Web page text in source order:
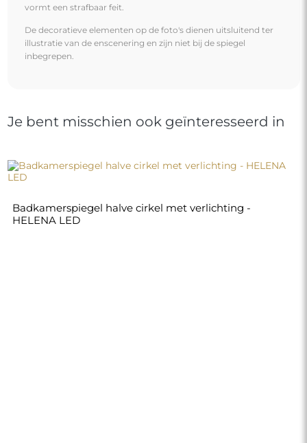
vormt een strafbaar feit.
De decoratieve elementen op de foto's dienen uitsluitend ter
illustratie van de enscenering en zijn niet bij de spiegel
inbegrepen.
Je bent misschien ook geïnteresseerd in
Badkamerspiegel halve cirkel met verlichting -
HELENA LED